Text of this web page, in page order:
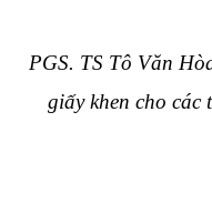
PGS. TS Tô Văn
giấy khen cho các